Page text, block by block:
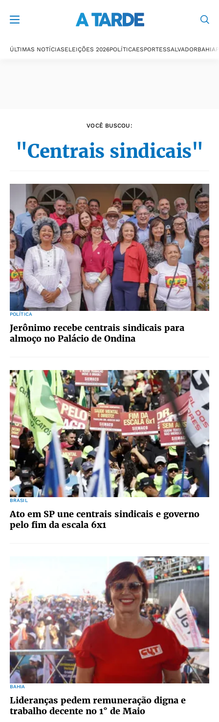
ÚLTIMAS NOTÍCIASELEIÇÕES 2026POLÍTICAESPORTESSALVADORBAHIA
VOCÊ BUSCOU:
"Centrais sindicais"
POLÍTICA
Jerônimo recebe centrais sindicais para
almoço no Palácio de Ondina
BRASIL
Ato em SP une centrais sindicais e governo
pelo fim da escala 6x1
BAHIA
Lideranças pedem remuneração digna e
trabalho decente no 1° de Maio